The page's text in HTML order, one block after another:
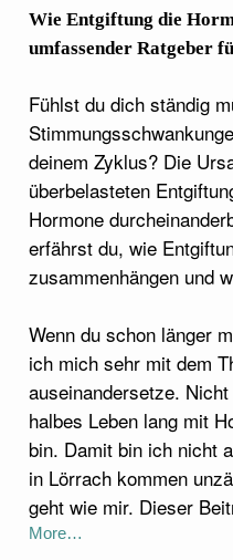
Wie Entgiftung die
umfassender Ratgeber
Fühlst du dich ständig
deinem Zyklus? Die
überbelasteten
Hormone
erfährst du, wie
zusammenhängen und
Wenn du schon länger
ich mich sehr mit dem
auseinandersetze.
halbes Leben lang mit
bin. Damit bin ich nicht
in Lörrach kommen
geht wie mir. Dieser
More…